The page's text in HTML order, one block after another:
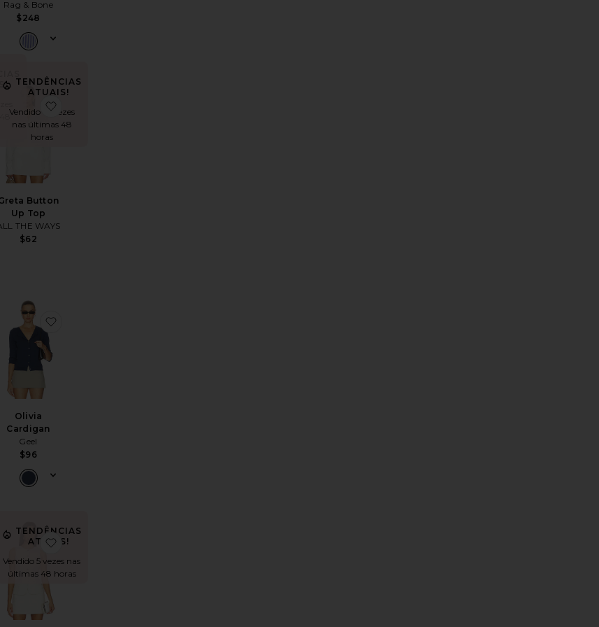
Rag & Bone
$248
Sleeve Top
favoritoJules Top
TENDÊNCIAS
ATUAIS!
Vendido 14 vezes
nas últimas 48
horas
Button
Up Top
THE WAYS
$62
Sweater
favoritoBODY DE BAMBU GOLA ALTA
Olivia
Cardigan
Geel
$96
Polo
Top
favoritoCOLETE COM LAPELA
TENDÊNCIAS
ATUAIS!
Vendido 5 vezes nas
últimas 48 horas
favoritoSamira Top